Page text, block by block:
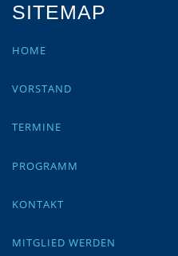
SITEMAP
HOME
VORSTAND
TERMINE
PROGRAMM
KONTAKT
MITGLIED WERDEN